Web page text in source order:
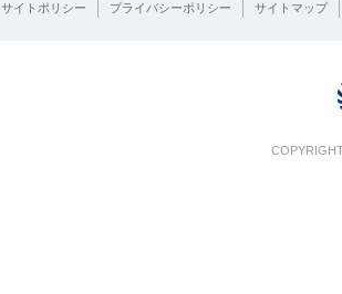
サイトポリシー プライバシーポリシー サイトマップ